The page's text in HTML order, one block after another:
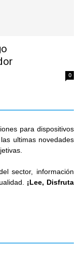
0
para dispositivos
ultimas novedades
sector, información
¡Lee, Disfruta